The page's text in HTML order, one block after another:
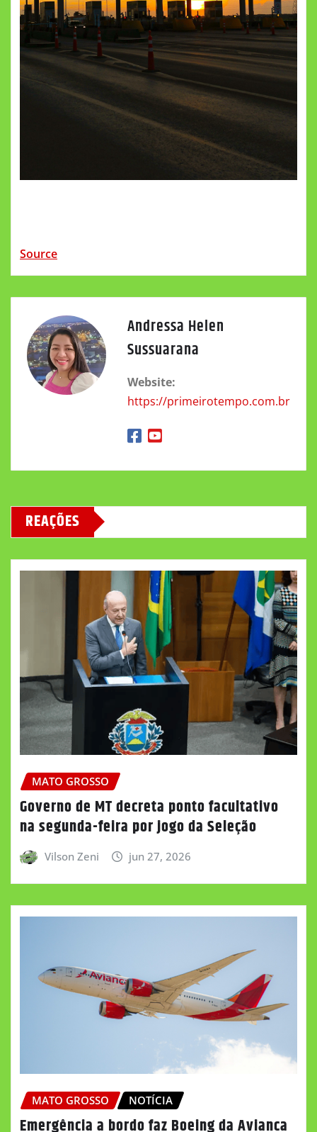
Source
Andressa Helen
Sussuarana
Website:
https://primeirotempo.com.br
REAÇÕES
MATO GROSSO
Governo de MT decreta ponto facultativo
na segunda-feira por jogo da Seleção
Vilson Zeni jun 27, 2026
MATO GROSSO NOTÍCIA
Emergência a bordo faz Boeing da Avianca